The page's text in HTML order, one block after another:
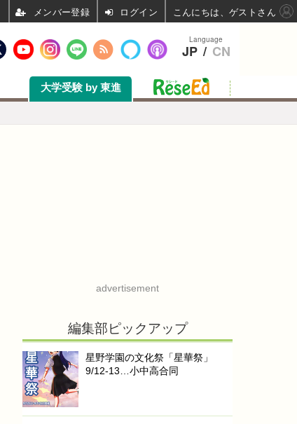
大学受験 by 東進
advertisement
編集部ピックアップ
星野学園の文化祭「星華祭」
9/12-13…小中高合同
Language
JP / CN
ログイン こんにちは、ゲストさん